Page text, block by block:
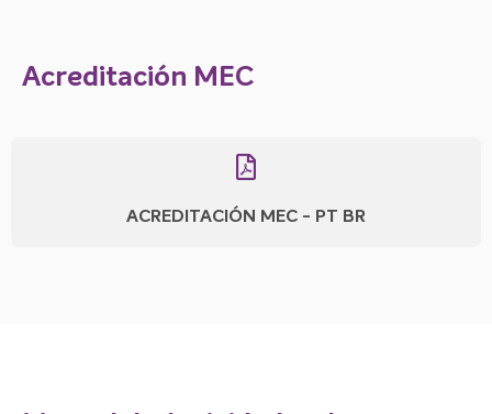
Acreditación MEC
ACREDITACIÓN MEC - PT BR